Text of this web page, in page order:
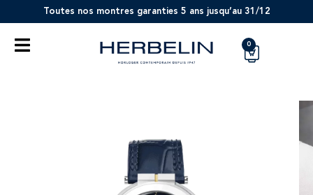
Toutes nos montres garanties 5 ans jusqu’au 31/12
0